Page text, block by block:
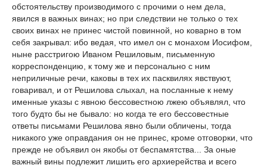
обстоятельству производимого с прочими о нем дела,
явился в важных винах; но при следствии не только о тех
своих винах не принес чистой повинной, но коварно в том
себя закрывал: ибо ведая, что имел он с монахом Иосифом,
ныне расстригою Иваном Решиловым, письменную
корреспонденцию, к тому же и персонально с ним
неприличные речи, каковы в тех их пасквилях явствуют,
говаривал, и от Решилова слыхал, на посланные к нему
именные указы с явною бессовестною лжею объявлял, что
того будто бы не бывало: но когда те его бессовестные
ответы письмами Решилова явно были обличены, тогда
никакого уже оправдания он не принес, кроме отговорки, что
прежде не объявил он якобы от беспамятства... За оные
важный вины подлежит лишить его архиерейства и всего